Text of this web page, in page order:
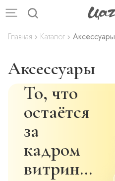
Главная Каталог Аксессуары
Аксессуары
То, что
остаётся
за
кадром
витрин…